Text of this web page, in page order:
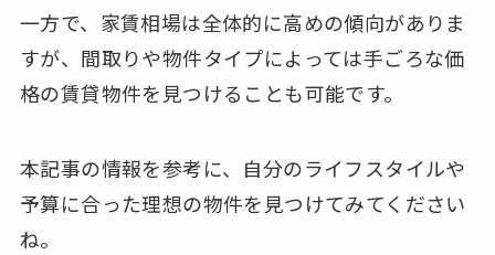
一方で、家賃相場は全体的に高めの傾向がありま
すが、間取りや物件タイプによっては手ごろな価
格の賃貸物件を見つけることも可能です。
本記事の情報を参考に、自分のライフスタイルや
予算に合った理想の物件を見つけてみてください
ね。